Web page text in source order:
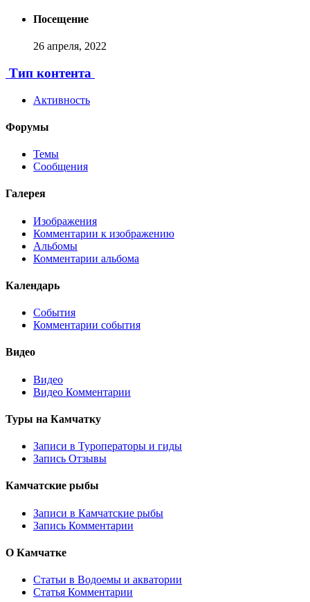
Посещение
26 апреля, 2022
Тип контента
Активность
Форумы
Темы
Сообщения
Галерея
Изображения
Комментарии к изображению
Альбомы
Комментарии альбома
Календарь
События
Комментарии события
Видео
Видео
Видео Комментарии
Туры на Камчатку
Записи в Туроператоры и гиды
Запись Отзывы
Камчатские рыбы
Записи в Камчатские рыбы
Запись Комментарии
О Камчатке
Статьи в Водоемы и акватории
Статья Комментарии